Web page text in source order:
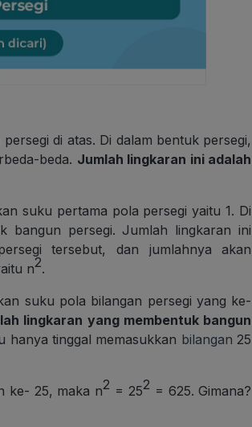
di atas. Di dalam bentuk persegi,
beda. Jumlah lingkaran ini adalah
suku pertama pola persegi yaitu 1. Di
bangun persegi. Jumlah lingkaran ini
tersebut, dan jumlahnya akan
n2.
suku pola bilangan persegi yang ke-
lingkaran yang membentuk bangun
hanya tinggal memasukkan bilangan 25
ke- 25, maka n2 = 252 = 625. Gimana?